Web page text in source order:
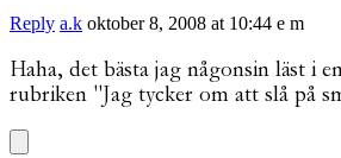
Reply a.k oktober 8, 2008 at 10:44 e m
Haha, det bästa jag någonsin läst i
rubriken "Jag tycker om att slå på